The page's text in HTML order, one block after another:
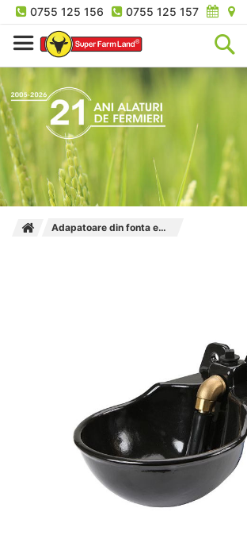
0755 125 156 0755 125 157
Adapatoare din fonta emailata cu ventil cilindric Kerbl